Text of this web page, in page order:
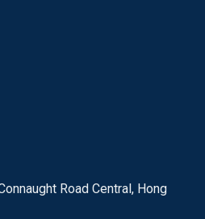
Road Central, Hong